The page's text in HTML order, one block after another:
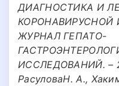
ДИАГНОСТИКА И
КОРОНАВИРУСНОЙ
ЖУРНАЛ ГЕПАТО-
ИССЛЕДОВАНИЙ. –
РасуловаН. А.,